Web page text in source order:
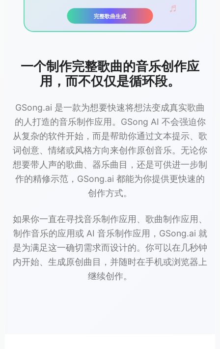
一个制作完整歌曲的音乐创作应
用，而不仅仅是循环段。
GSong.ai 是一款为想要快速将想法变成真实歌曲
的人打造的音乐制作应用。GSong AI 不会强迫你
从复杂的软件开始，而是帮助你通过文本提示、歌
词创意、情绪或风格方向来创作原创音乐。无论你
想要带人声的歌曲、器乐曲目，还是可供进一步制
作的精修示范，GSong.ai 都能为你提供更快速的
创作方式。
如果你一直在寻找音乐制作应用、歌曲制作应用、
制作音乐的应用或 AI 音乐制作应用，GSong.ai 就
是为满足这一确切需求而设计的。你可以在几秒钟
内开始、生成原创曲目，并随时在手机或浏览器上
继续创作。
♬
完整歌曲生成